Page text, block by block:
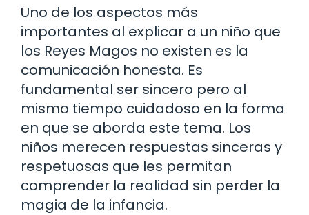
Uno de los aspectos más
importantes al explicar a un niño que
los Reyes Magos no existen es la
comunicación honesta. Es
fundamental ser sincero pero al
mismo tiempo cuidadoso en la forma
en que se aborda este tema. Los
niños merecen respuestas sinceras y
respetuosas que les permitan
comprender la realidad sin perder la
magia de la infancia.